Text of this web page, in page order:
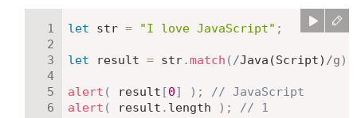
let str = "I love JavaScript" ;
let result = str.match (/Java(Script) /g)
alert ( result [0] ) ;
// JavaScript
alert ( result . length ) ; // 1